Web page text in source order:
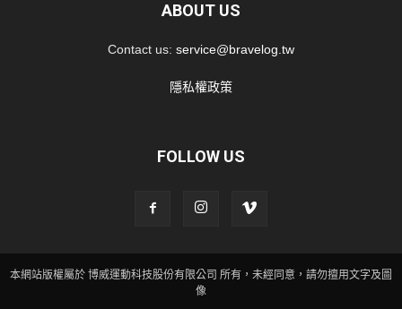
ABOUT US
Contact us: service@bravelog.tw
隱私權政策
FOLLOW US
本網站版權屬於 博威運動科技股份有限公司 所有，未經同意，請勿擅用文字及圖
像